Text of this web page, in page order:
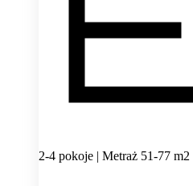
2-4 pokoje | Metraż 51-77 m2